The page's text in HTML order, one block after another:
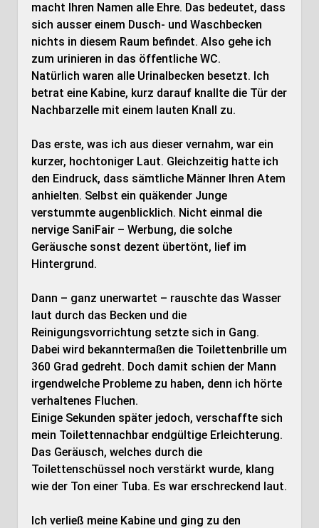
macht Ihren Namen alle Ehre. Das bedeutet, dass
sich ausser einem Dusch- und Waschbecken
nichts in diesem Raum befindet. Also gehe ich
zum urinieren in das öffentliche WC.
Natürlich waren alle Urinalbecken besetzt. Ich
betrat eine Kabine, kurz darauf knallte die Tür der
Nachbarzelle mit einem lauten Knall zu.
Das erste, was ich aus dieser vernahm, war ein
kurzer, hochtoniger Laut. Gleichzeitig hatte ich
den Eindruck, dass sämtliche Männer Ihren Atem
anhielten. Selbst ein quäkender Junge
verstummte augenblicklich. Nicht einmal die
nervige SaniFair – Werbung, die solche
Geräusche sonst dezent übertönt, lief im
Hintergrund.
Dann – ganz unerwartet – rauschte das Wasser
laut durch das Becken und die
Reinigungsvorrichtung setzte sich in Gang.
Dabei wird bekanntermaßen die Toilettenbrille um
360 Grad gedreht. Doch damit schien der Mann
irgendwelche Probleme zu haben, denn ich hörte
verhaltenes Fluchen.
Einige Sekunden später jedoch, verschaffte sich
mein Toilettennachbar endgültige Erleichterung.
Das Geräusch, welches durch die
Toilettenschüssel noch verstärkt wurde, klang
wie der Ton einer Tuba. Es war erschreckend laut.
Ich verließ meine Kabine und ging zu den